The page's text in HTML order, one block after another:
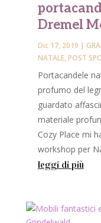
Dremel
Dic 17, 2019 |
NATALE,POST
Portacandele
profumo del
guardato
materiale
Cozy Place mi
workshop per
leggi di più